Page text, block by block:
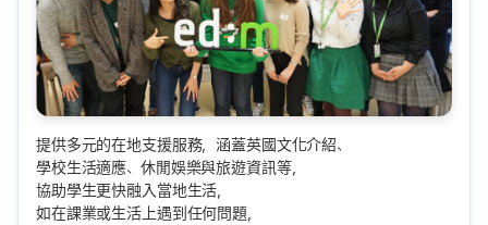
提供多元的在地支援服務，涵蓋英國文化介紹、
學校生活適應、休閒娛樂與旅遊資訊等，
協助學生更快融入當地生活，
如在課業或生活上遇到任何問題，